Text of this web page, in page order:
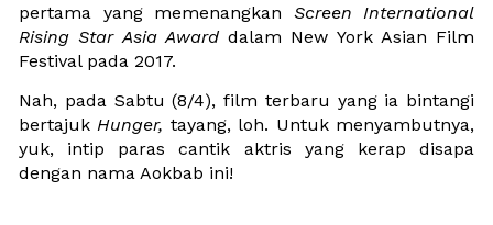
pertama yang memenangkan Screen International
Rising Star Asia Award dalam New York Asian Film
Festival pada 2017.
Nah, pada Sabtu (8/4), film terbaru yang ia bintangi
bertajuk Hunger, tayang, loh. Untuk menyambutnya,
yuk, intip paras cantik aktris yang kerap disapa
dengan nama Aokbab ini!